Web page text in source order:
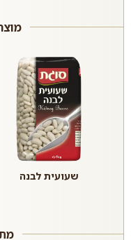
שעועית לבנה